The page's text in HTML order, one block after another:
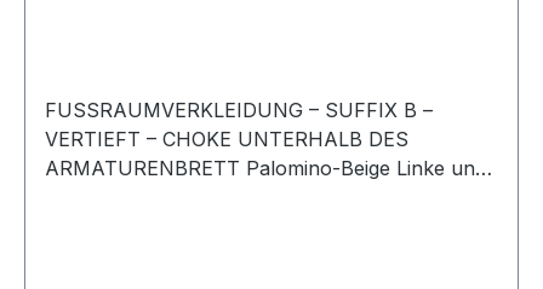
FUSSRAUMVERKLEIDUNG – SUFFIX B –
VERTIEFT – CHOKE UNTERHALB DES
ARMATURENBRETT Palomino-Beige Linke und